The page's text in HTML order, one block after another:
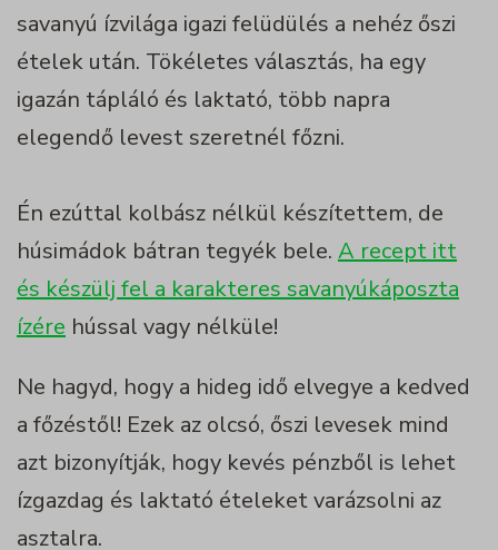
savanyú ízvilága igazi felüdülés a nehéz őszi
ételek után. Tökéletes választás, ha egy
igazán tápláló és laktató, több napra
elegendő levest szeretnél főzni.
Én ezúttal kolbász nélkül készítettem, de
húsimádok bátran tegyék bele. A recept itt
és készülj fel a karakteres savanyúkáposzta
ízére hússal vagy nélküle!
Ne hagyd, hogy a hideg idő elvegye a kedved
a főzéstől! Ezek az olcsó, őszi levesek mind
azt bizonyítják, hogy kevés pénzből is lehet
ízgazdag és laktató ételeket varázsolni az
asztalra.